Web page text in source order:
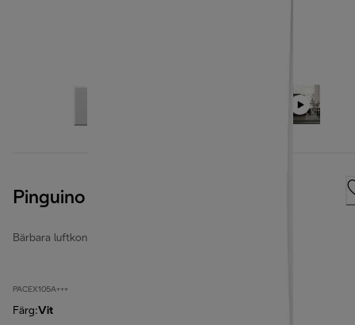
Pinguino PACEX105A+++
Bärbara luftkonditioneringsapparater
PACEX105A+++
Färg:Vit